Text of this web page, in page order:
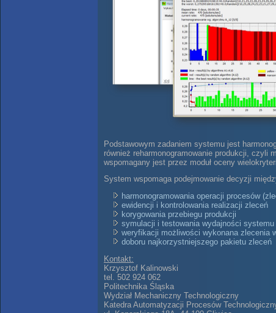
Podstawowym zadaniem systemu jest
również reharmonogramowanie produkcji, czyli
wspomagany jest przez moduł oceny
System wspomaga podejmowanie decyzji
harmonogramowania operacji procesów
ewidencji i kontrolowania realizacji zleceń
korygowania przebiegu produkcji
symulacji i testowania wydajności systemu
weryfikacji możliwości wykonana zlecenia
doboru najkorzystniejszego pakietu zleceń
Kontakt:
Krzysztof Kalinowski
tel. 502 924 062
Politechnika Śląska
Wydział Mechaniczny Technologiczny
Katedra Automatyzacji Procesów